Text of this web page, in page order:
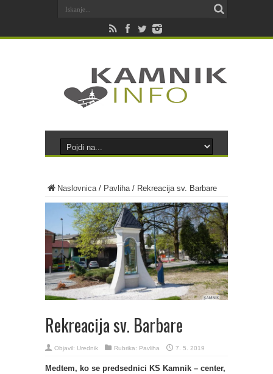
Naslovnica/ Pavliha/ Rekreacija sv. Barbare
Rekreacija sv. Barbare
Objavil: Urednik Rubrika: Pavliha 7. 5. 2019
Medtem, ko se predsednici KS Kamnik – center,